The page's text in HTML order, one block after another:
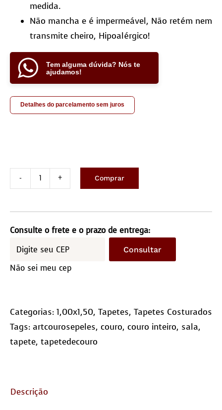
medida.
Não mancha e é impermeável, Não retém nem
transmite cheiro, Hipoalérgico!
Tem alguma dúvida? Nós te
ajudamos!
Detalhes do parcelamento sem juros
1,0×1,5M
–
Quadriculado
quantidade
Comprar
Consulte o frete e o prazo de entrega:
Consultar
Não sei meu cep
Categorias: 1,00x1,50, Tapetes, Tapetes Costurados
Tags: artcourosepeles, couro, couro inteiro, sala,
tapete, tapetedecouro
Descrição